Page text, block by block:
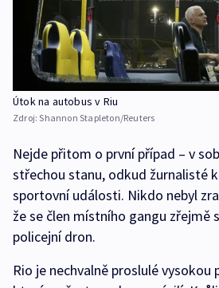
Útok na autobus v Riu
Zdroj:Shannon Stapleton/Reuters
Nejde přitom o první případ – v
střechou stanu, odkud žurnalisté
sportovní události. Nikdo nebyl
že se člen místního gangu zřejmě
policejní dron.
Rio je nechvalně proslulé